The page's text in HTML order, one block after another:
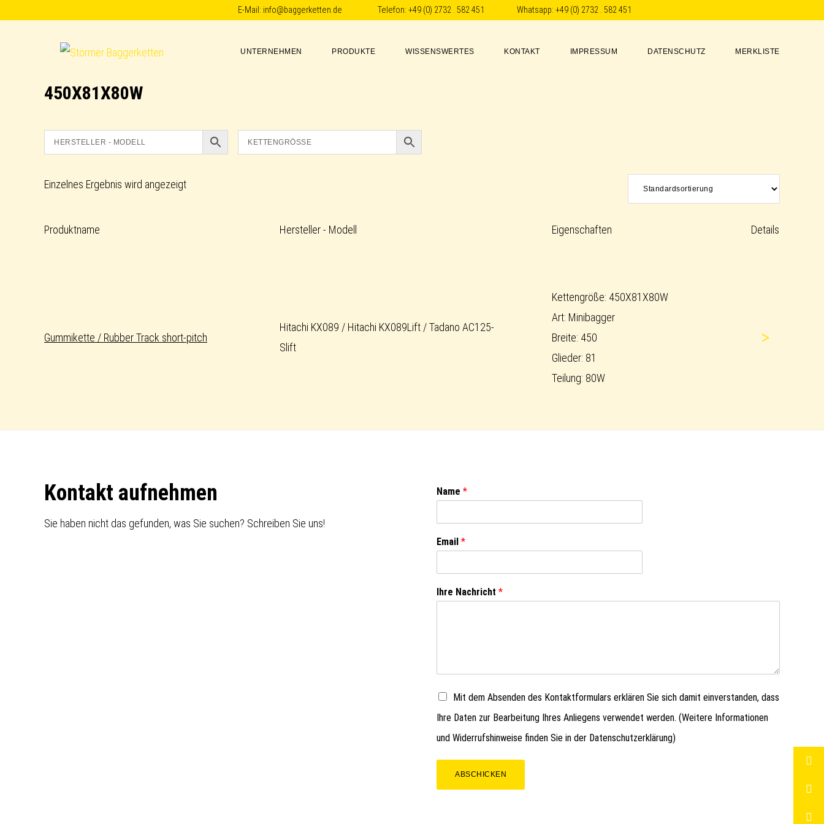
E-Mail: info@baggerketten.de Telefon: +49 (0) 2732 . 582 451 Whatsapp: +49 (0) 2732 . 582 451
Baggerketten
UNTERNEHMEN PRODUKTE WISSENSWERTES KONTAKT IMPRESSUM DATENSCHUTZ MERKLISTE
450X81X80W
Einzelnes Ergebnis wird angezeigt
Produktname Hersteller - Modell Eigenschaften Details
Gummikette / Rubber Track short-pitch
Hitachi KX089 / Hitachi KX089Lift / Tadano AC125-
Slift
Kettengröße: 450X81X80W
Art: Minibagger
Breite: 450
Glieder: 81
Teilung: 80W
>
FooterKontakt aufnehmen
Sie haben nicht das gefunden, was Sie suchen? Schreiben Sie uns!
Name *
Email *
Ihre Nachricht *
Mit dem Absenden des Kontaktformulars erklären Sie sich damit einverstanden, dass
Ihre Daten zur Bearbeitung Ihres Anliegens verwendet werden. (Weitere Informationen
und Widerrufshinweise finden Sie in der Datenschutzerklärung)
ABSCHICKEN